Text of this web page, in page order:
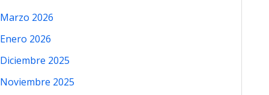
Marzo 2026
Enero 2026
Diciembre 2025
Noviembre 2025